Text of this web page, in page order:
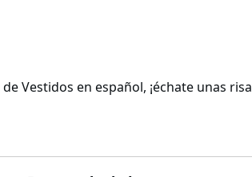
Vestidos en español, ¡échate unas